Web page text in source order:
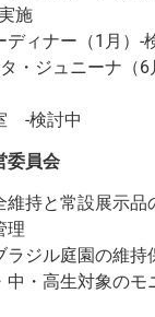
施
ィナー（1月）-
・ジュニーナ（
-検討中
委員会
維持と常設展示品
理
ラジル庭園の維持
中・高生対象のモ